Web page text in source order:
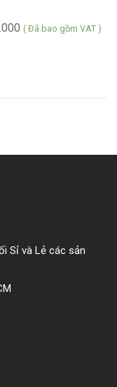
( Đã bao gồm VAT )
Sỉ và Lẻ các sản